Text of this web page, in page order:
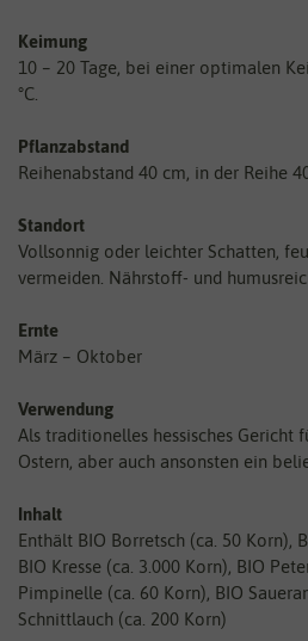
Keimung
10 – 20 Tage, bei einer optimalen
°C.
Pflanzabstand
Reihenabstand 40 cm, in der Reihe
Standort
Vollsonnig oder leichter Schatten,
vermeiden. Nährstoff- und
Ernte
März – Oktober
Verwendung
Als traditionelles hessisches Gericht
Ostern, aber auch ansonsten ein
Inhalt
Enthält BIO Borretsch (ca. 50 Korn),
BIO Kresse (ca. 3.000 Korn), BIO
Pimpinelle (ca. 60 Korn), BIO
Schnittlauch (ca. 200 Korn)